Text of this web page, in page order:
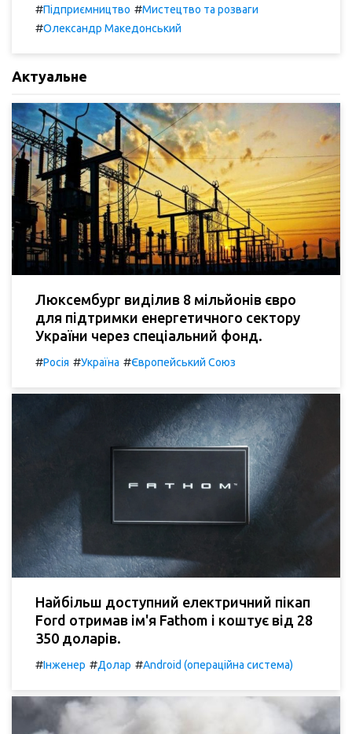
#Підприємництво #Мистецтво та розваги
#Олександр Македонський
Актуальне
Люксембург виділив 8 мільйонів євро
для підтримки енергетичного сектору
України через спеціальний фонд.
#Росія #Україна #Європейський Союз
Найбільш доступний електричний пікап
Ford отримав ім'я Fathom і коштує від 28
350 доларів.
#Інженер #Долар #Android (операційна система)